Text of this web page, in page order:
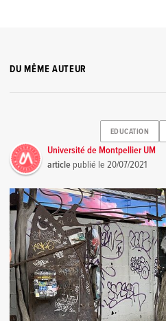
DU MÊME AUTEUR
EDUCATION
Université de Montpellier UM
article publié le20/07/2021